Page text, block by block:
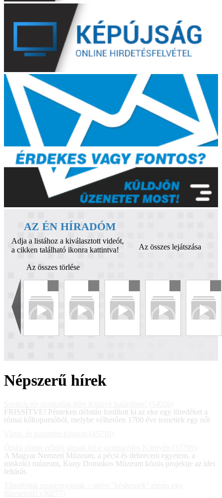
AZ ÉN HÍRADÓM
Adja a listához a kiválasztott videót,
a cikken található ikonra kattintva!
Az összes lejátszása
Az összes törlése
Népszerű hírek
FRISSÍTVE! Pénteken délután fordított ki az eke egy töredéket a
római kőkoporsóból, melybe vélhetően 1700 éve temettek egy nőt
A Magyar Nemzeti Múzeum, a pécsi és debreceni egyetem, a
miskolci múzeum, Kuny Domokos Múzeum közös projektje az idei
feltárás.